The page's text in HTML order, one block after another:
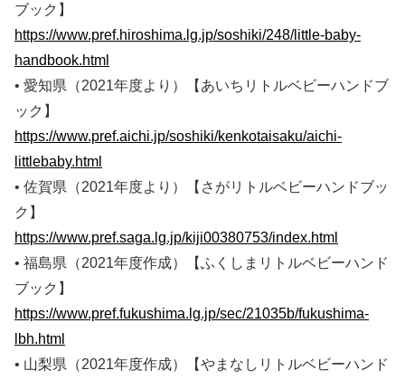
ブック】
https://www.pref.hiroshima.lg.jp/soshiki/248/little-baby-
handbook.html
• 愛知県（2021年度より）【あいちリトルベビーハンドブ
ック】
https://www.pref.aichi.jp/soshiki/kenkotaisaku/aichi-
littlebaby.html
• 佐賀県（2021年度より）【さがリトルベビーハンドブッ
ク】
https://www.pref.saga.lg.jp/kiji00380753/index.html
• 福島県（2021年度作成）【ふくしまリトルベビーハンド
ブック】
https://www.pref.fukushima.lg.jp/sec/21035b/fukushima-
lbh.html
• 山梨県（2021年度作成）【やまなしリトルベビーハンド